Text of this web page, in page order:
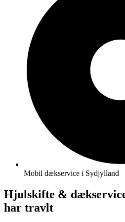
Mobil dækservice i Sydjylland
Hjulskifte &
har travlt